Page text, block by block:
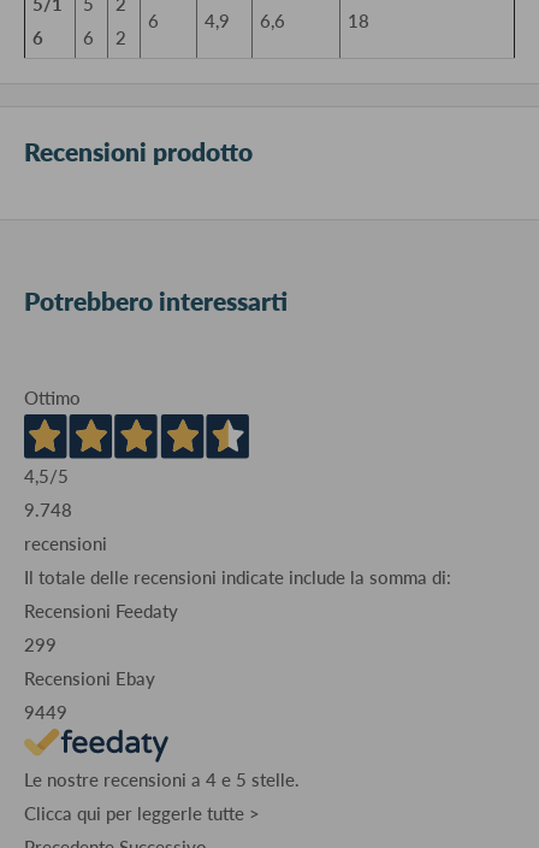
6
6
2
6 4,9 6,6 18
Recensioni prodotto
Potrebbero interessarti
Ottimo
4,5/5
9.748
recensioni
Il totale delle recensioni indicate include la somma di:
Recensioni Feedaty
299
Recensioni Ebay
9449
Le nostre recensioni a 4 e 5 stelle.
Clicca qui per leggerle tutte >